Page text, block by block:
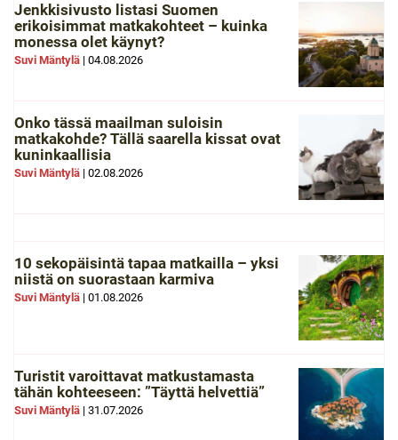
Jenkkisivusto listasi Suomen
erikoisimmat matkakohteet – kuinka
monessa olet käynyt?
Suvi Mäntylä | 04.08.2026
Onko tässä maailman suloisin
matkakohde? Tällä saarella kissat ovat
kuninkaallisia
Suvi Mäntylä | 02.08.2026
10 sekopäisintä tapaa matkailla – yksi
niistä on suorastaan karmiva
Suvi Mäntylä | 01.08.2026
Turistit varoittavat matkustamasta
tähän kohteeseen: ”Täyttä helvettiä”
Suvi Mäntylä | 31.07.2026